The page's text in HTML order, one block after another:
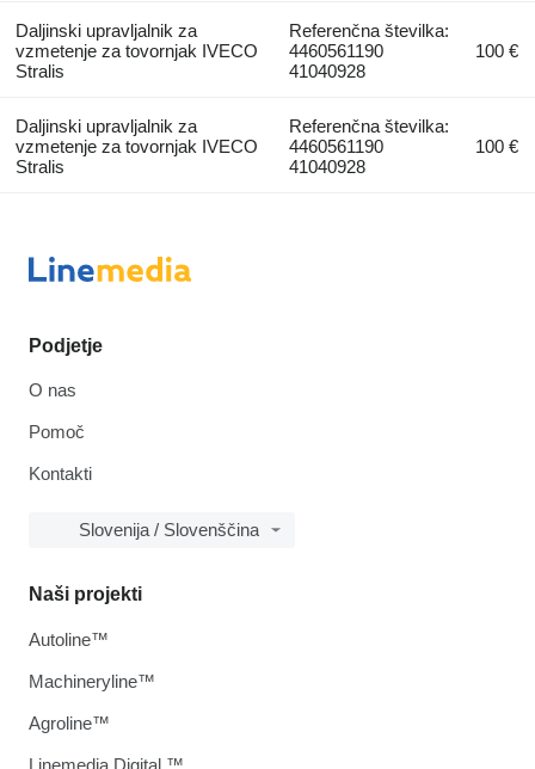
Daljinski upravljalnik za
vzmetenje za tovornjak IVECO
Stralis
Referenčna številka:
4460561190
41040928
100 €
Daljinski upravljalnik za
vzmetenje za tovornjak IVECO
Stralis
Referenčna številka:
4460561190
41040928
100 €
Podjetje
O nas
Pomoč
Kontakti
Slovenija / Slovenščina
Naši projekti
Autoline™
Machineryline™
Agroline™